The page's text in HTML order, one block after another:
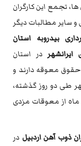
تجمع این کارگران
سایر مطالبات دیگر
بیدروبه استان
در استان
معوقه دارند و
طی دو روز گذشته،
از معوقات مزدی
ذوب آهن اردبیل در